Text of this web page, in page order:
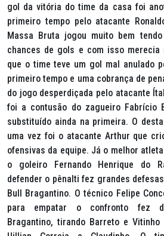
gol da vitória do time da casa foi
primeiro tempo pelo atacante
Massa Bruta jogou muito bem
chances de gols e com isso merecia
que o time teve um gol mal anulado
primeiro tempo e uma cobrança de
do jogo desperdiçada pelo atacante
foi a contusão do zagueiro Fabrício
substituído ainda na primeira. O
uma vez foi o atacante Arthur que
ofensivas da equipe. Já o melhor
o goleiro Fernando Henrique do
defender o pênalti fez grandes
Bull Bragantino. O técnico Felipe
para empatar o confronto fez
Bragantino, tirando Barreto e